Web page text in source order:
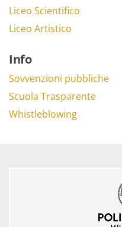
Liceo Scientifico
Liceo Artistico
Info
Sovvenzioni pubbliche
Scuola Trasparente
Whistleblowing